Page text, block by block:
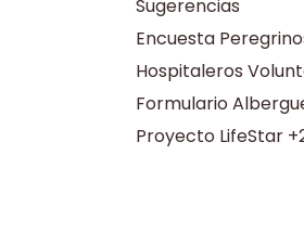
Sugerencias
Encuesta
Hospitaleros
Formulario
Proyecto LifeStar